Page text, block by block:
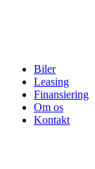
Biler
Leasing
Finansiering
Om os
Kontakt